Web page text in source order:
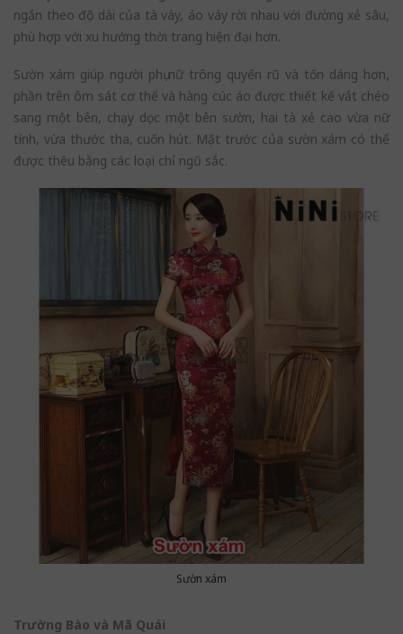
ngắn theo độ dài của tà váy, áo váy rời nhau với đường xẻ sâu,
phù hợp với xu hướng thời trang hiện đại hơn.
Sườn xám giúp người phụ nữ trông quyến rũ và tốn dáng hơn,
phần trên ôm sát cơ thể và hàng cúc áo được thiết kế vắt chéo
sang một bên, chạy dọc một bên sườn, hai tà xẻ cao vừa nữ
tính, vừa thước tha, cuốn hút. Mặt trước của sườn xám có thể
được thêu bằng các loại chỉ ngũ sắc.
Sườn xám
Trường Bào và Mã Quái